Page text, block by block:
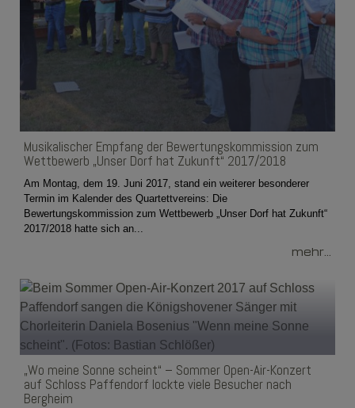
Musikalischer Empfang der Bewertungskommission zum
Wettbewerb „Unser Dorf hat Zukunft“ 2017/2018
Am Montag, dem 19. Juni 2017, stand ein weiterer besonderer
Termin im Kalender des Quartettvereins: Die
Bewertungskommission zum Wettbewerb „Unser Dorf hat Zukunft“
2017/2018 hatte sich an...
mehr...
„Wo meine Sonne scheint“ – Sommer Open-Air-Konzert
auf Schloss Paffendorf lockte viele Besucher nach
Bergheim